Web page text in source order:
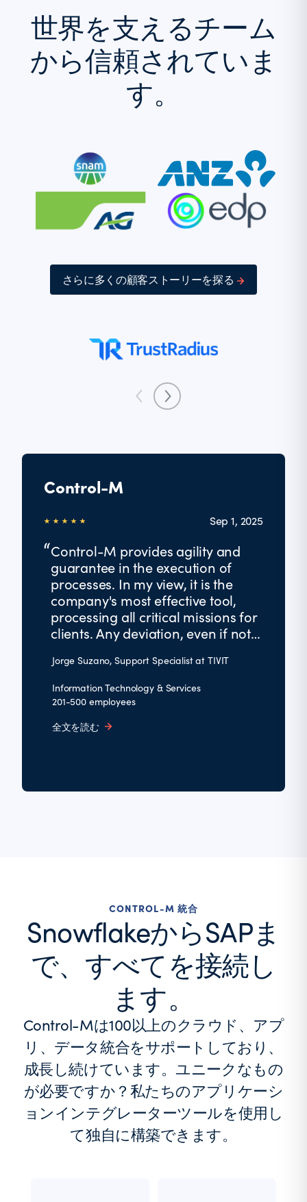
世界を支えるチーム
から信頼されていま
す。
さらに多くの顧客ストーリーを探る
Control-M
Sep 1, 2025
Control-M provides agility and
guarantee in the execution of
processes. In my view, it is the
company's most effective tool,
processing all critical missions for
clients. Any deviation, even if not
detecting it, making recovery
much faster.
Jorge Suzano, Support Specialist at TIVIT
Information Technology & Services
201-500 employees
全文を読む
CONTROL-M 統合
SnowflakeからSAPま
で、すべてを接続し
ます。
Control-Mは100以上のクラウド、アプ
リ、データ統合をサポートしており、
成長し続けています。ユニークなもの
が必要ですか？私たちのアプリケーシ
ョンインテグレーターツールを使用し
て独自に構築できます。